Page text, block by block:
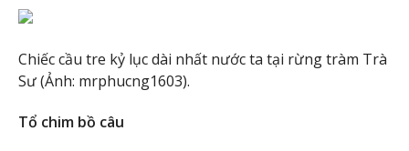
Chiếc cầu tre kỷ lục dài nhất nước ta tại rừng tràm Trà
Sư (Ảnh: mrphucng1603).
Tổ chim bồ câu